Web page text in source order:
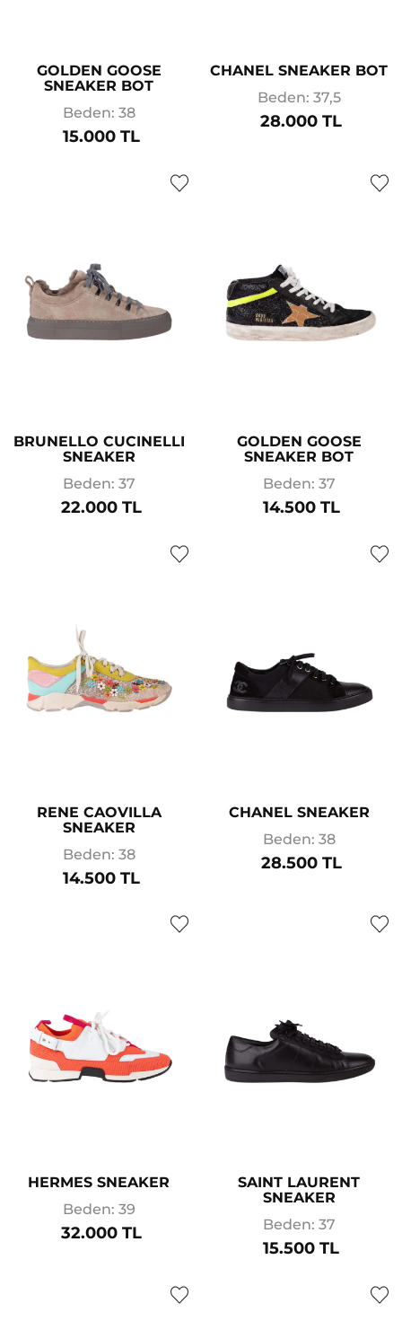
GOLDEN GOOSE
SNEAKER BOT
Beden: 38
15.000 TL
CHANEL SNEAKER BOT
Beden: 37,5
28.000 TL
BRUNELLO CUCINELLI
SNEAKER
Beden: 37
22.000 TL
GOLDEN GOOSE
SNEAKER BOT
Beden: 37
14.500 TL
RENE CAOVILLA
SNEAKER
Beden: 38
14.500 TL
CHANEL SNEAKER
Beden: 38
28.500 TL
HERMES SNEAKER
Beden: 39
32.000 TL
SAINT LAURENT
SNEAKER
Beden: 37
15.500 TL